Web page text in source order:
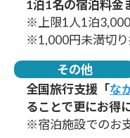
1泊1名の宿泊料金
※上限1人1泊
※1,000円未満切り
その他
全国旅行支援「な
ることで更にお得
※宿泊施設でのお